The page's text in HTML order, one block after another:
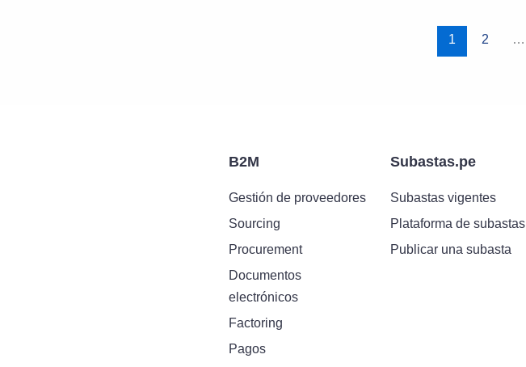
1 2 …
B2M
Gestión de proveedores
Sourcing
Procurement
Documentos
electrónicos
Factoring
Pagos
Subastas.pe
Subastas vigentes
Plataforma de subastas
Publicar una subasta